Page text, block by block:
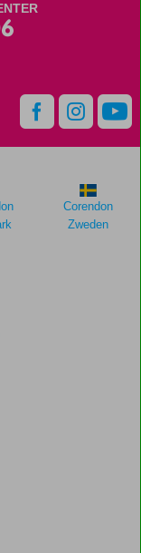
Corendon
Zweden